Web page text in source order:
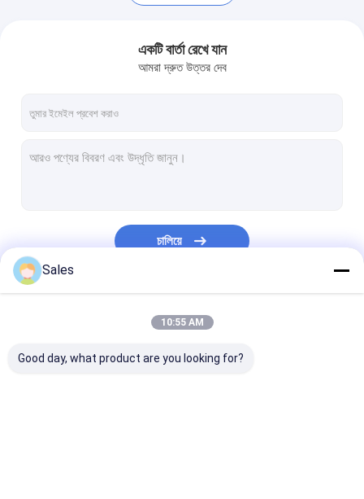
LiTaO3 ওয়েফার
লিথিয়াম ট্যানটালেট ওয়েফার
সিলিকন বিস্কুট
একটি বার্তা রেখে যান
আমরা দ্রুত উত্তর দেব
চালিয়ে
Sales
10:55 AM
Good day, what product are you looking for?